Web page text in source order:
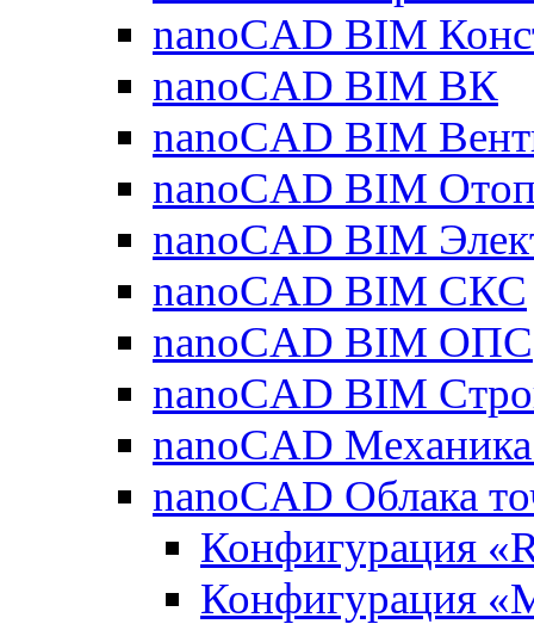
nanoCAD BIM
nanoCAD BIM ВК
nanoCAD BIM
nanoCAD BIM
nanoCAD BIM
nanoCAD BIM СКС
nanoCAD BIM ОПС
nanoCAD BIM
nanoCAD
nanoCAD Облака
Конфигурация
Конфигурация